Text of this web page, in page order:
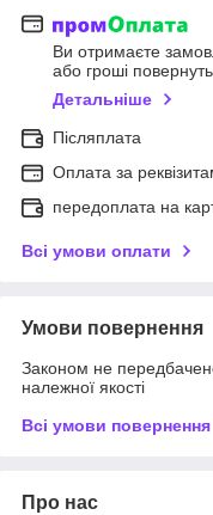
Ви отримаєте
або гроші
Детальніше
Післяплата
Оплата за
передоплата на
Всі умови оплати
Умови повернення
Законом не
належної якості
Всі умови повернення
Про нас